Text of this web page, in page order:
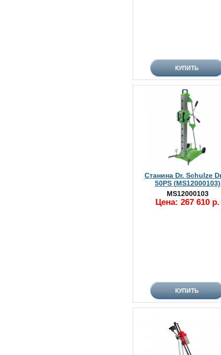
Станина Dr. Schulze
50PS (MS12000103)
MS12000103
Цена: 267 610 р.